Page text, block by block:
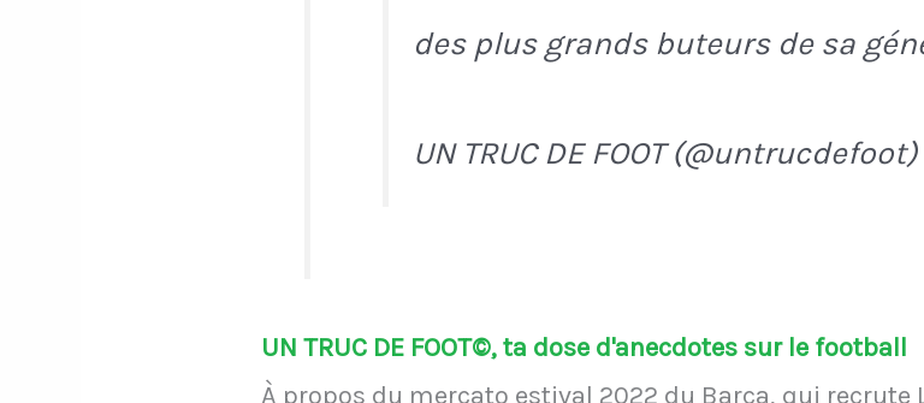
des plus grands buteurs de sa
UN TRUC DE FOOT (@untrucdefoot)
UN TRUC DE FOOT©, ta dose d'anecdotes sur le football
À propos du mercato estival 2022 du Barça, qui recrute